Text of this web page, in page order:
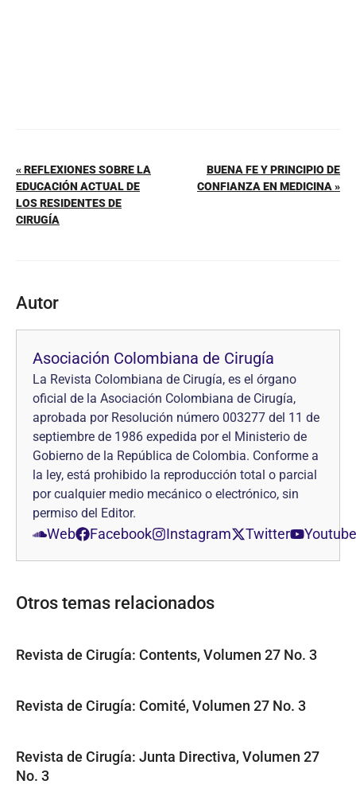
« REFLEXIONES SOBRE LA
EDUCACIÓN ACTUAL DE
LOS RESIDENTES DE
CIRUGÍA
BUENA FE Y PRINCIPIO DE
CONFIANZA EN MEDICINA »
Autor
Asociación Colombiana de Cirugía
La Revista Colombiana de Cirugía, es el órgano
oficial de la Asociación Colombiana de Cirugía,
aprobada por Resolución número 003277 del 11 de
septiembre de 1986 expedida por el Ministerio de
Gobierno de la República de Colombia. Conforme a
la ley, está prohibido la reproducción total o parcial
por cualquier medio mecánico o electrónico, sin
permiso del Editor.
Web Facebook Instagram Twitter Youtube
Otros temas relacionados
Revista de Cirugía: Contents, Volumen 27 No. 3
Revista de Cirugía: Comité, Volumen 27 No. 3
Revista de Cirugía: Junta Directiva, Volumen 27
No. 3